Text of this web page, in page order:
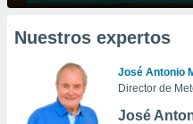
Nuestros expertos
José Antonio
Director de
José